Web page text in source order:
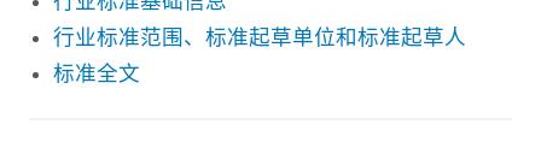
行业标准范围、标准起草单位和标准起草人
标准全文